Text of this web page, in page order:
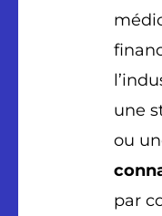
une
ou
par